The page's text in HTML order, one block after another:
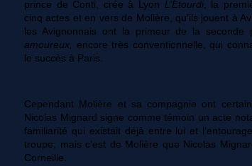
prince de Conti, crée à Lyon L’Étourdi, la
cinq actes et en vers de Molière, qu’ils jouent à
les Avignonnais ont la primeur de la seconde
amoureux,
encore très conventionnelle, qui
le succès à Paris.
Cependant Molière et sa compagnie ont
Nicolas Mignard signe comme témoin un acte
familiarité qui existait déjà entre lui et
troupe, mais c’est de Molière que Nicolas
Corneille.